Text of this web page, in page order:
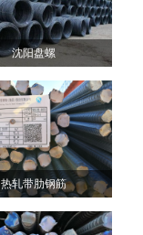
沈阳盘螺
热轧带肋钢筋